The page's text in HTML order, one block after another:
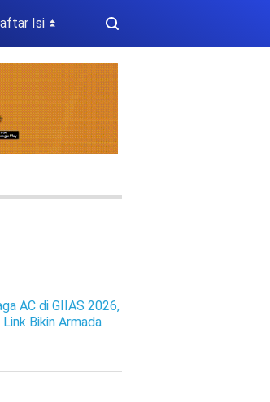
Isi ⏬
AC di GIIAS 2026,
Bikin Armada